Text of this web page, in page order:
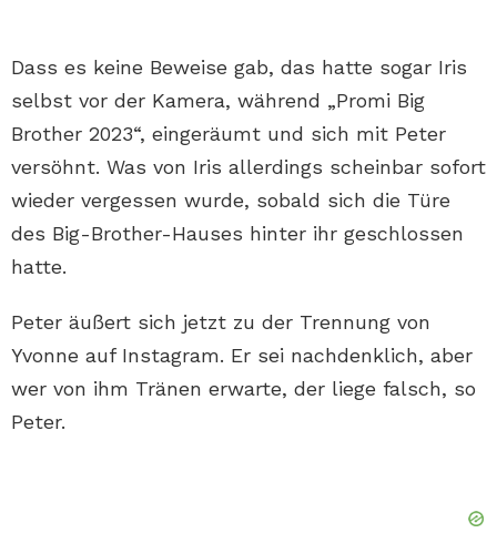
Dass es keine Beweise gab, das hatte sogar Iris
selbst vor der Kamera, während „Promi Big
Brother 2023“, eingeräumt und sich mit Peter
versöhnt. Was von Iris allerdings scheinbar sofort
wieder vergessen wurde, sobald sich die Türe
des Big-Brother-Hauses hinter ihr geschlossen
hatte.
Peter äußert sich jetzt zu der Trennung von
Yvonne auf Instagram. Er sei nachdenklich, aber
wer von ihm Tränen erwarte, der liege falsch, so
Peter.